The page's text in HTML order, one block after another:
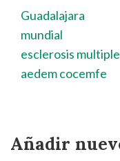
Guadalajara
mundial
esclerosis multiple
aedem cocemfe
Añadir